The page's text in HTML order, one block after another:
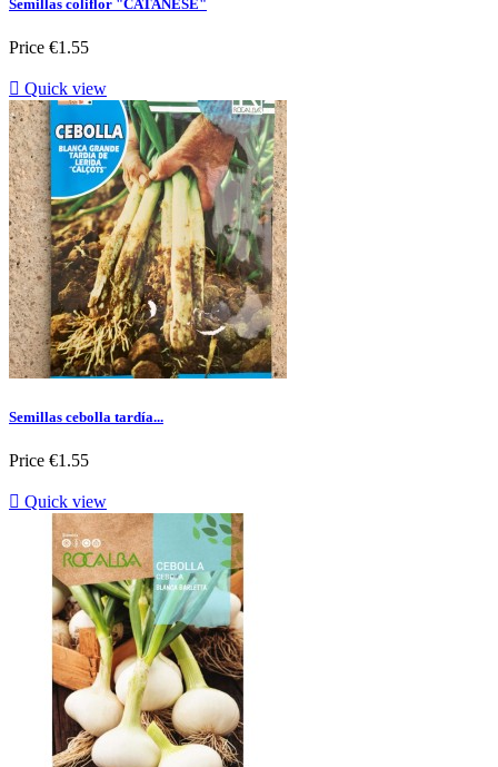
Semillas coliflor "CATANESE"
Price €1.55
 Quick view
Semillas cebolla tardía...
Price €1.55
 Quick view